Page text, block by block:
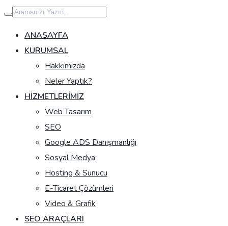
İçeriğe
geç
ANASAYFA
KURUMSAL
Hakkımızda
Neler Yaptık?
HIZMETLERIMIZ
Web Tasarım
SEO
Google ADS Danışmanlığı
Sosyal Medya
Hosting & Sunucu
E-Ticaret Çözümleri
Video & Grafik
SEO ARAÇLARI